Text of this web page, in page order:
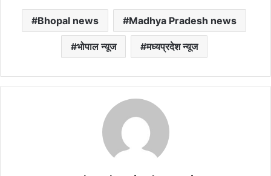
Bhopal news Madhya Pradesh news
भोपाल न्यूज मध्यप्रदेश न्यूज